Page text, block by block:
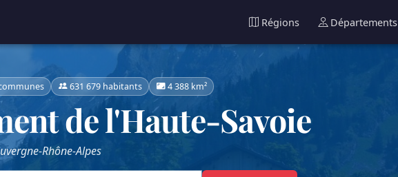
Régions Départements
631 679 habitants 4 388 km²
de l'Haute-Savoie
Rhône-Alpes